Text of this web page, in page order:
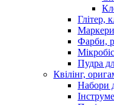
Глітер,
Маркери
Фарби,
Пудра
Квілінг,
Набори